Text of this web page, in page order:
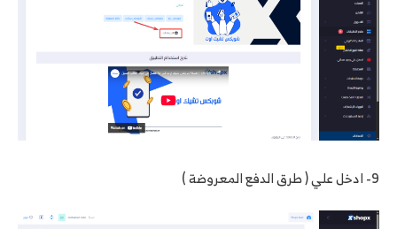
9- ادخل علي ( طرق الدفع المعروضة )